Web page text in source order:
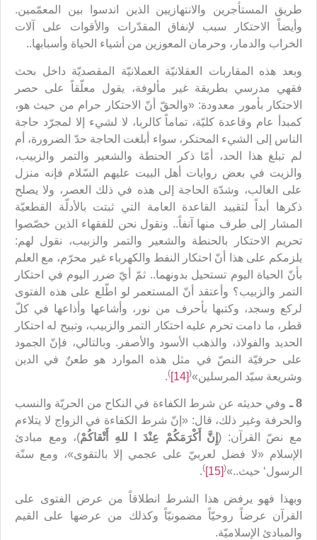
طريق المستأجرين والانتهازيين الذين اندسوا بين المعمّمين.
وأيضاً الاحتكار سبب لإنفاق المقدّرات والأقوات على آلات
الخراب والدمار، وحرمان المعوزين من أشياء الحياة وأسبابها..
وبعد هذه المقاربات العقلانيّة العملانيّة المقصديّة داخل بحث
فقهي مدرسي بطريقة غير مألوفة، يقول معلّقاً على حصر
الاحتكار بأمور معدودة: «والحقّ أنّ الاحتكار حرام من حيث هو،
كمبدأ عام وقاعدة كليّة، تماماً كالربا، لا لشيء إلا لمجرّد حاجة
الناس إلى الشيء المحتكر، سواء أبلغت الحاجة حدّ الضرورة، أم
لم تبلغ هذا الحد، أمّا ذكر الحنطة والشعير والتمر والزبيب،
والزيت في بعض روايات أهل البيت عليهم السّلام فإنه منزل
على الغالب، وشدّة الحاجة إلى هذه في ذلك العصر، ولا يصلح
ذكرها أبداً لتقييد القاعدة العامة التي ثبتت بالأدلّة القطعيّة
المشار إلى طرف منها آنفاً.. ونقول نحن للفقهاء الذين خصّصوا
تحريم الاحتكار بالحنطة والشعير والتمر والزبيب، نقول لهم:
يلزمكم على هذا أنّ احتكار النفط والكهرباء غير محرّم، مع العلم
بأنّ الحياة اليوم تستحيل بدونهما.. ثمّ أيّ ضرر اليوم في احتكار
التمر والزبيب؟ وأعتقد أنّ المستعمر لو اطّلع على هذه الفتوى
لركع وسجد، وكتبها بأحرف من نور، وأشاعها وأذاعها في كلّ
قطر، ما دامت تحرم عليه احتكار التمر والزبيب، وتبيح له احتكار
الحديد والفولاذ، والذهب الأسود والأصفر. وبالتالي، فإنّ الجمود
على حرفيّة النصّ في مثل هذه الموارد هو طعنٌ في الدين
وشريعة سيّد المرسلين»(
[14]
)
.
8 ـ
وفي حديثه عن شرط الكفاءة في النكاح من الحريّة والنسب
والحرفة وغير ذلك، قال: «إنّ شرط الكفاءة في الزواج لا يتلاءم
مع نصّ القرآن: (إِنَّ أَكْرَمَكُمْ عِنْدَ ا للهِ أَتْقاكُمْ)، ومع مبادئ
الإسلام «لا فضل لعربيّ على عجمي إلا بالتقوى»، ومع سنّة
الرسول‘ حيث..»(
[15]
)
.
وبهذا فهو يرفض هذا الشرط انطلاقاً من عرض الفتوى على
القرآن عرضاً روحيّاً مضمونيّاً وكذلك من عرضها على القيم
والمبادئ الإسلاميّة.